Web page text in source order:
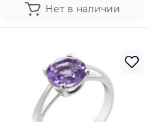
Нет в наличии